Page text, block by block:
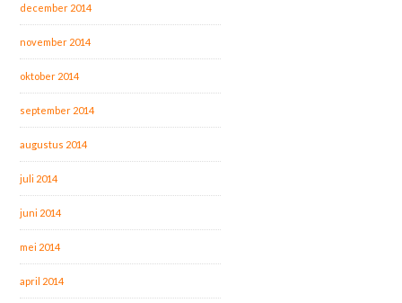
december 2014
november 2014
oktober 2014
september 2014
augustus 2014
juli 2014
juni 2014
mei 2014
april 2014